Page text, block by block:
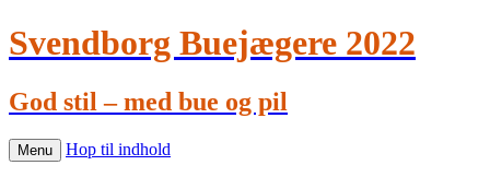
Svendborg Buejægere 2022
God stil – med bue og pil
Menu Hop til indhold